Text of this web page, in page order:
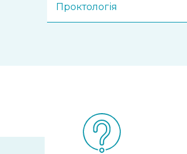
Проктологія